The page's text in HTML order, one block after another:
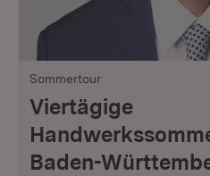
Sommertour
Viertägige
Baden-